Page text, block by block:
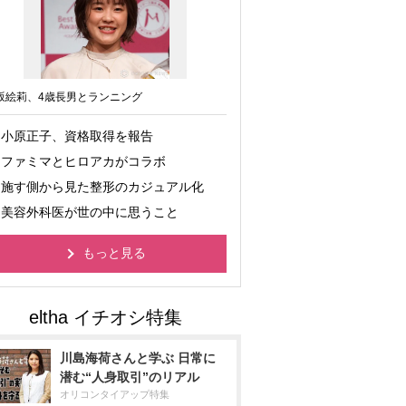
絵莉、4歳長男とランニング
小原正子、資格取得を報告
ファミマとヒロアカがコラボ
施す側から見た整形のカジュアル化
美容外科医が世の中に思うこと
もっと見る
川島海荷さんと学ぶ 日常に
潜む“人身取引”のリアル
オリコンタイアップ特集